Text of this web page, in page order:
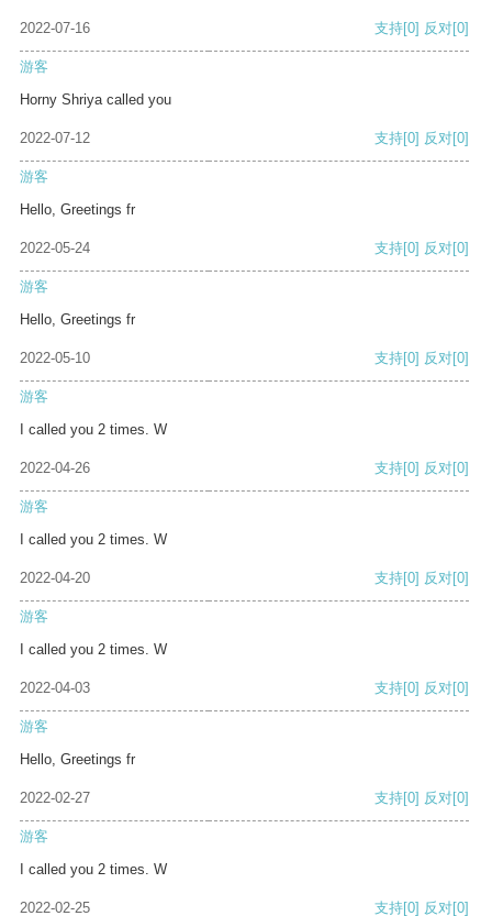
2022-07-16 支持[0] 反对[0]
游客
Horny Shriya called you
2022-07-12 支持[0] 反对[0]
游客
Hello, Greetings fr
2022-05-24 支持[0] 反对[0]
游客
Hello, Greetings fr
2022-05-10 支持[0] 反对[0]
游客
I called you 2 times. W
2022-04-26 支持[0] 反对[0]
游客
I called you 2 times. W
2022-04-20 支持[0] 反对[0]
游客
I called you 2 times. W
2022-04-03 支持[0] 反对[0]
游客
Hello, Greetings fr
2022-02-27 支持[0] 反对[0]
游客
I called you 2 times. W
2022-02-25 支持[0] 反对[0]